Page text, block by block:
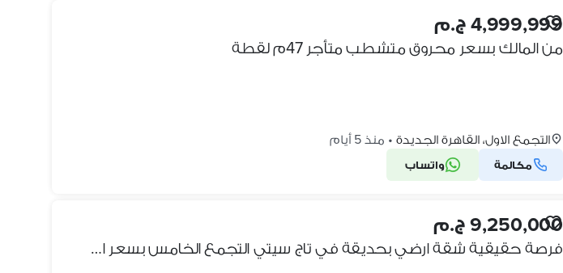
4,999,999 ج.م
من المالك بسعر محروق متشطب متأجر 47م لقطة
التجمع الاول، القاهرة الجديدة • منذ 5 أيام
مكالمة واتساب
9,250,000 ج.م
فرصة حقيقية شقة ارضي بحديقة في تاج سيتي التجمع الخامس بسعر اقل من السوق بفرق كبير والاونر مخفض السعر مليون جنيه للوصول لبيع سريع